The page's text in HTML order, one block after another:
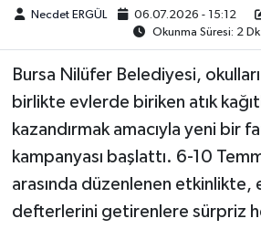
Necdet ERGÜL 06.07.2026 - 15:12
Okunma Süresi: 2 Dk
Bursa Nilüfer Belediyesi,
birlikte evlerde biriken atık
kazandırmak amacıyla yeni bir
kampanyası başlattı. 6-10
arasında düzenlenen etkinlikte,
defterlerini getirenlere sürpriz
Künye
Yerel